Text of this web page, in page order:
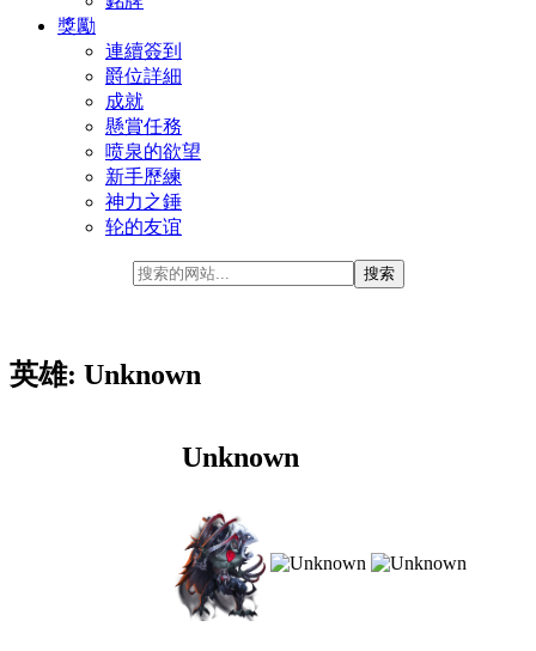
獎勵
連續簽到
爵位詳細
成就
懸賞任務
喷泉的欲望
新手歷練
神力之錘
轮的友谊
英雄: Unknown
Unknown